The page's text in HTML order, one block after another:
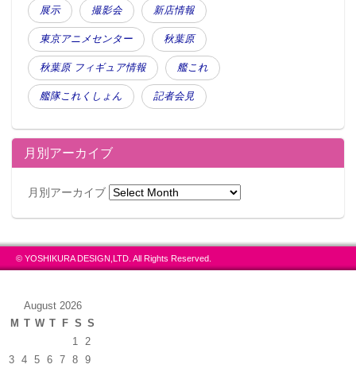
展示 撮影会 新店情報
東京アニメセンター 秋葉原
秋葉原 フィギュア情報 艦これ
艦隊これくしょん 記者会見
月別アーカイブ
月別アーカイブ
© YOSHIKURA DESIGN,LTD. All Rights Reserved.
August 2026
M T W T F S S
1
2
3
4 5 6 7 8
9